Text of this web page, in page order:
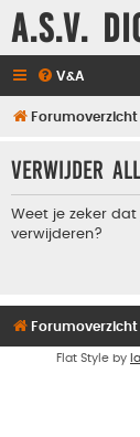
A.S.V.
V&A
Forumoverzicht
Verwijder
Weet je zeker
verwijderen?
Forumoverzicht
Flat Style by